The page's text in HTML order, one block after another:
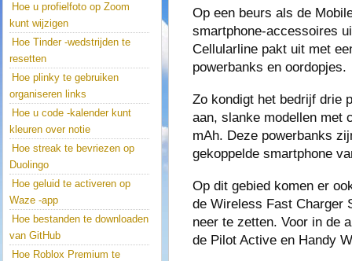
Op een beurs als de
smartphone-accessoires
Cellularline pakt uit met
powerbanks en oordopjes.
Zo kondigt het bedrijf drie
aan, slanke modellen met
mAh. Deze powerbanks
gekoppelde smartphone
Op dit gebied komen er
de Wireless Fast Charger
neer te zetten. Voor in de
de Pilot Active en Handy
Hoe u profielfoto op Zoom
kunt wijzigen
Hoe Tinder -wedstrijden te
resetten
Hoe plinky te gebruiken
organiseren links
Hoe u code -kalender kunt
kleuren over notie
Hoe streak te bevriezen op
Duolingo
Hoe geluid te activeren op
Waze -app
Hoe bestanden te downloaden
van GitHub
Hoe Roblox Premium te